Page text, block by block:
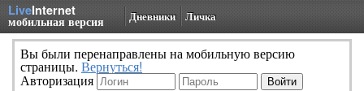
LiveInternet
мобильная версия Дневники Личка
Вы были перенаправлены на мобильную версию
страницы. Вернуться!
Авторизация